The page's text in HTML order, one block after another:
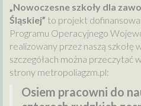
„Nowoczesne szkoły dla
Śląskiej” to projekt
Programu Operacyjnego
realizowany przez naszą szkołę
szczegółach można przeczytać
strony metropoliagzm.pl:
Osiem pracowni do